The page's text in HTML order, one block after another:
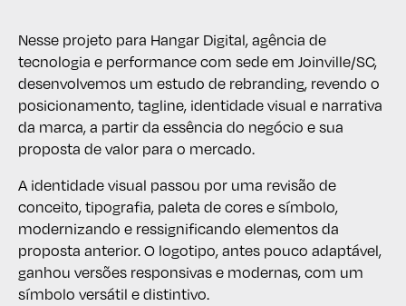
Nesse projeto para Hangar Digital, agência de
tecnologia e performance com sede em Joinville/SC,
desenvolvemos um estudo de rebranding, revendo o
posicionamento, tagline, identidade visual e narrativa
da marca, a partir da essência do negócio e sua
proposta de valor para o mercado.
A identidade visual passou por uma revisão de
conceito, tipografia, paleta de cores e símbolo,
modernizando e ressignificando elementos da
proposta anterior. O logotipo, antes pouco adaptável,
ganhou versões responsivas e modernas, com um
símbolo versátil e distintivo.